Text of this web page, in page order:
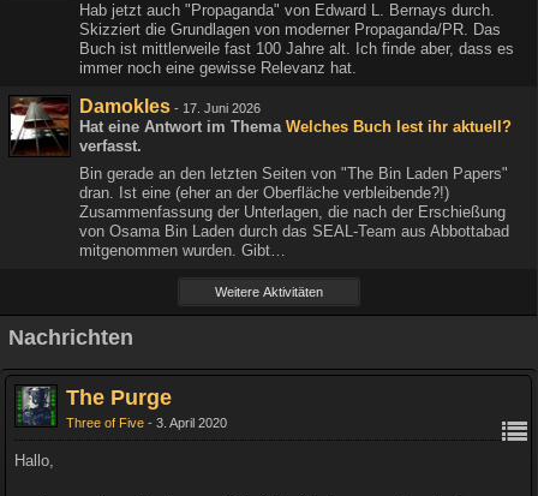
Hab jetzt auch "Propaganda" von Edward L. Bernays durch.
Skizziert die Grundlagen von moderner Propaganda/PR. Das
Buch ist mittlerweile fast 100 Jahre alt. Ich finde aber, dass es
immer noch eine gewisse Relevanz hat.
Damokles - 17. Juni 2026
Hat eine Antwort im Thema Welches Buch lest ihr aktuell?
verfasst.
Bin gerade an den letzten Seiten von "The Bin Laden Papers"
dran. Ist eine (eher an der Oberfläche verbleibende?!)
Zusammenfassung der Unterlagen, die nach der Erschießung
von Osama Bin Laden durch das SEAL-Team aus Abbottabad
mitgenommen wurden. Gibt…
Weitere Aktivitäten
Nachrichten
The Purge
Three of Five 3. April 2020
Hallo,